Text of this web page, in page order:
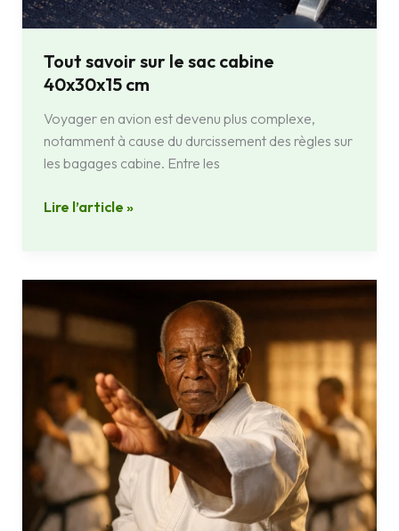
Tout savoir sur le sac cabine
40x30x15 cm
Voyager en avion est devenu plus complexe,
notamment à cause du durcissement des règles sur
les bagages cabine. Entre les
Lire l’article »
Raharimanantsoa,
80
au
service
des
arts
martiaux